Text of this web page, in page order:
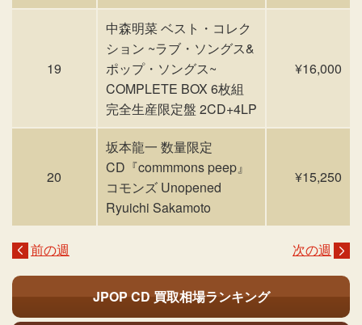
19
中森明菜 ベスト・コレク
ション ~ラブ・ソングス&
ポップ・ソングス~
COMPLETE BOX 6枚組
完全生産限定盤 2CD+4LP
¥16,000
20
坂本龍一 数量限定
CD『commmons peep』
コモンズ Unopened
Ryuichi Sakamoto
¥15,250
前の週 次の週
JPOP CD 買取相場ランキング